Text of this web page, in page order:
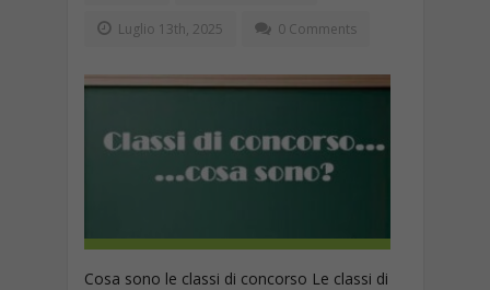
Luglio 13th, 2025 0 Comments
Cosa sono le classi di concorso Le classi di